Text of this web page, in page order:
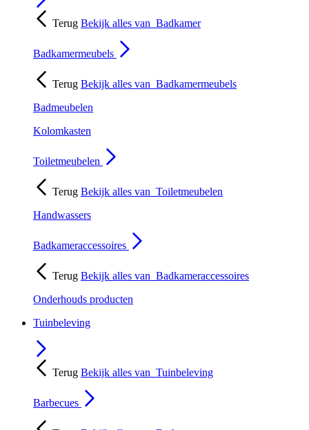
Terug Bekijk alles van Badkamer
Badkamermeubels
Terug Bekijk alles van Badkamermeubels
Badmeubelen
Kolomkasten
Toiletmeubelen
Terug Bekijk alles van Toiletmeubelen
Handwassers
Badkameraccessoires
Terug Bekijk alles van Badkameraccessoires
Onderhouds producten
Tuinbeleving
Terug Bekijk alles van Tuinbeleving
Barbecues